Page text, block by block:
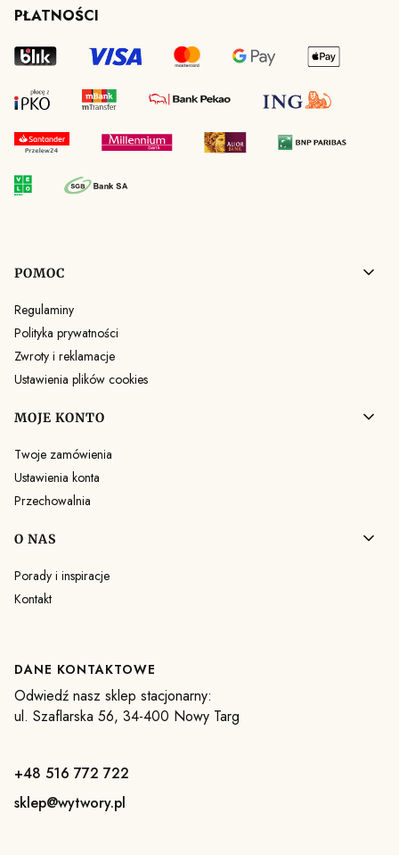
PŁATNOŚCI
Linki w stopce
POMOC
Regulaminy
Polityka prywatności
Zwroty i reklamacje
Ustawienia plików cookies
MOJE KONTO
Twoje zamówienia
Ustawienia konta
Przechowalnia
O NAS
Porady i inspiracje
Kontakt
DANE KONTAKTOWE
Odwiedź nasz sklep stacjonarny:
ul. Szaflarska 56, 34-400 Nowy Targ
+48 516 772 722
sklep@wytwory.pl